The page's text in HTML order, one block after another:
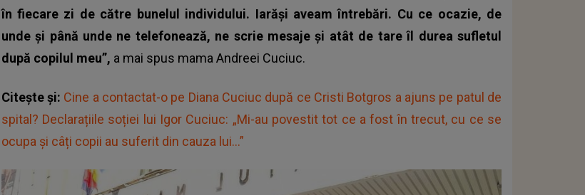
în fiecare zi de către bunelul individului. Iarăși aveam întrebări. Cu ce ocazie, de
unde și până unde ne telefonează, ne scrie mesaje și atât de tare îl durea sufletul
după copilul meu”, a mai spus mama Andreei Cuciuc.
Citește și: Cine a contactat-o pe Diana Cuciuc după ce Cristi Botgros a ajuns pe patul de
spital? Declarațiile soției lui Igor Cuciuc: „Mi-au povestit tot ce a fost în trecut, cu ce se
ocupa și câți copii au suferit din cauza lui...”